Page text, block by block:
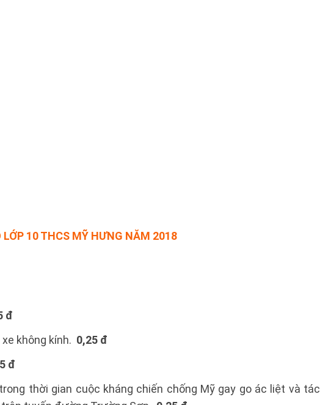
10 THCS MỸ HƯNG NĂM 2018
đ
không kính. 0,25 đ
đ
thời gian cuộc kháng chiến chống Mỹ gay go ác liệt và tác